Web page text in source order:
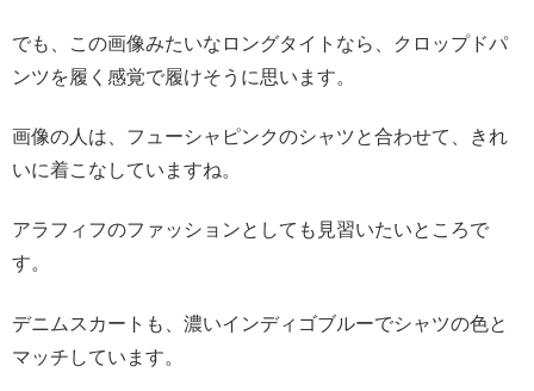
でも、この画像みたいなロングタイトなら、クロップドパ
ンツを履く感覚で履けそうに思います。
画像の人は、フューシャピンクのシャツと合わせて、きれ
いに着こなしていますね。
アラフィフのファッションとしても見習いたいところで
す。
デニムスカートも、濃いインディゴブルーでシャツの色と
マッチしています。